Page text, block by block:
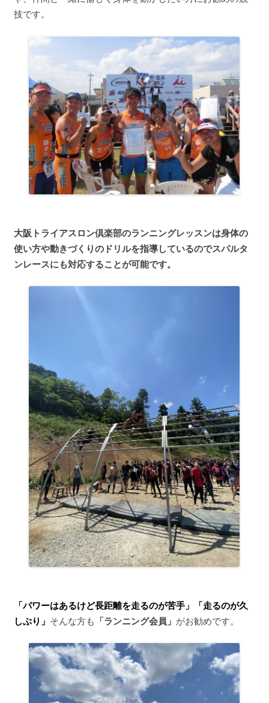
技です。
大阪トライアスロン倶楽部のランニングレッスンは身体の
使い方や動きづくりのドリルを指導しているのでスパルタ
ンレースにも対応することが可能です。
「パワーはあるけど長距離を走るのが苦手」「走るのが久
しぶり」 そんな方も 「ランニング会員」 がお勧めです。